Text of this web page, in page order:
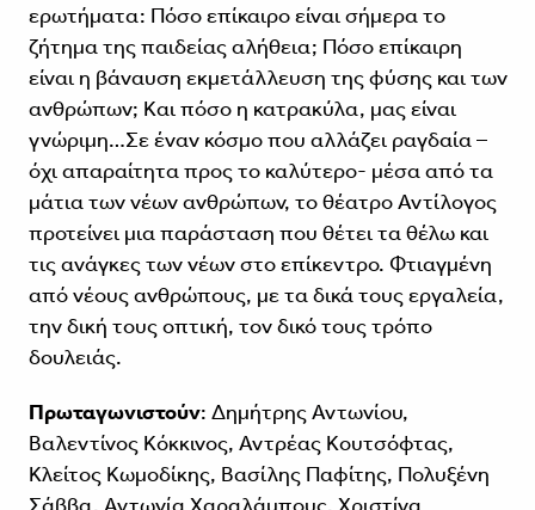
ερωτήματα: Πόσο επίκαιρο είναι σήμερα το
ζήτημα της παιδείας αλήθεια; Πόσο επίκαιρη
είναι η βάναυση εκμετάλλευση της φύσης και των
ανθρώπων; Και πόσο η κατρακύλα, μας είναι
γνώριμη…Σε έναν κόσμο που αλλάζει ραγδαία –
όχι απαραίτητα προς το καλύτερο- μέσα από τα
μάτια των νέων ανθρώπων, το θέατρο Αντίλογος
προτείνει μια παράσταση που θέτει τα θέλω και
τις ανάγκες των νέων στο επίκεντρο. Φτιαγμένη
από νέους ανθρώπους, με τα δικά τους εργαλεία,
την δική τους οπτική, τον δικό τους τρόπο
δουλειάς.
Πρωταγωνιστούν: Δημήτρης Αντωνίου,
Βαλεντίνος Κόκκινος, Αντρέας Κουτσόφτας,
Κλείτος Κωμοδίκης, Βασίλης Παφίτης, Πολυξένη